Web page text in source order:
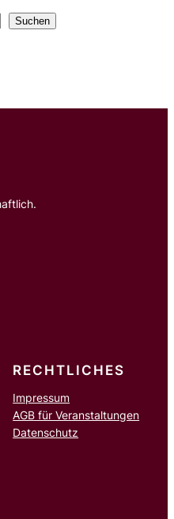
Suchen
RECHTLICHES
Impressum
AGB für Veranstaltungen
Datenschutz